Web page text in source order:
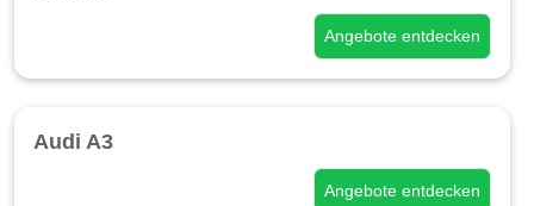
Angebote entdecken
Audi A3
Angebote entdecken